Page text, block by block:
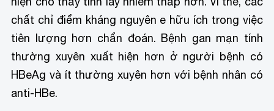
chất chỉ điểm kháng nguyên e hữu ích trong việc
tiên lượng hơn chẩn đoán. Bệnh gan mạn tính
thường xuyên xuất hiện hơn ở người bệnh có
HBeAg và ít thường xuyên hơn với bệnh nhân có
anti-HBe.